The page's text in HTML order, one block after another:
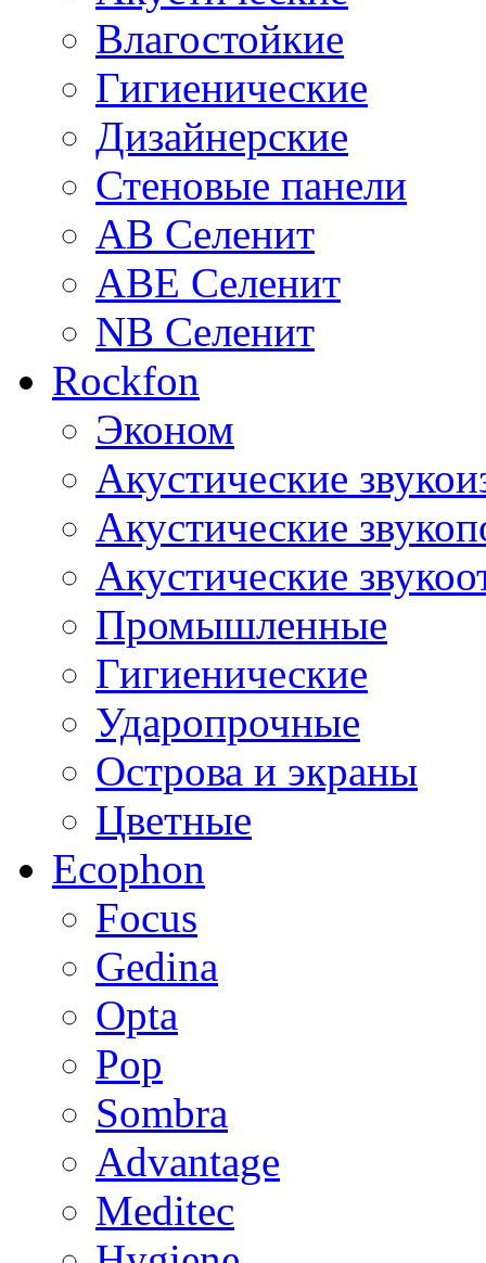
Влагостойкие
Гигиенические
Дизайнерские
Стеновые панели
AB Селенит
ABE Селенит
NB Селенит
Rockfon
Эконом
Акустические
Акустические
Акустические
Промышленные
Гигиенические
Ударопрочные
Острова и экраны
Цветные
Ecophon
Focus
Gedina
Opta
Pop
Sombra
Advantage
Meditec